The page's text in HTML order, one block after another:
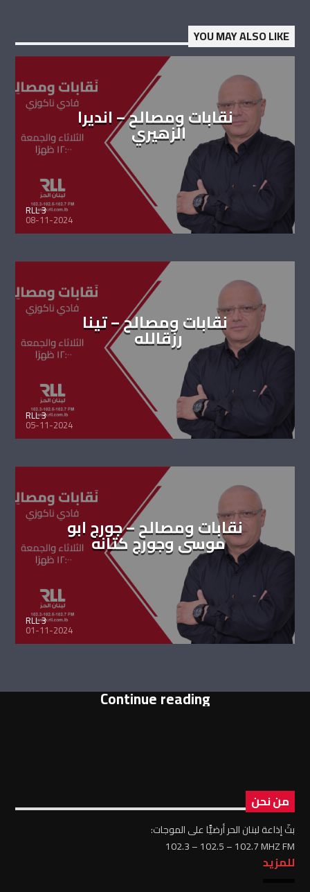
YOU MAY ALSO LIKE
نقابات ومصالح – انديرا
الزهيري
RLL 3
08-11-2024
نقابات ومصالح – تينا
رزقالله
RLL 3
05-11-2024
نقابات ومصالح – جورج ابو
موسى وجورج كتانه
RLL 3
01-11-2024
Continue reading
من نحن
بثّ إذاعة لبنان الحر أرضيًّا على الموجات:
102.3 – 102.5 – 102.7 MHZ FM
للمزيد